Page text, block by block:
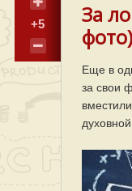
+5
За
фото)
Еще в
за свои